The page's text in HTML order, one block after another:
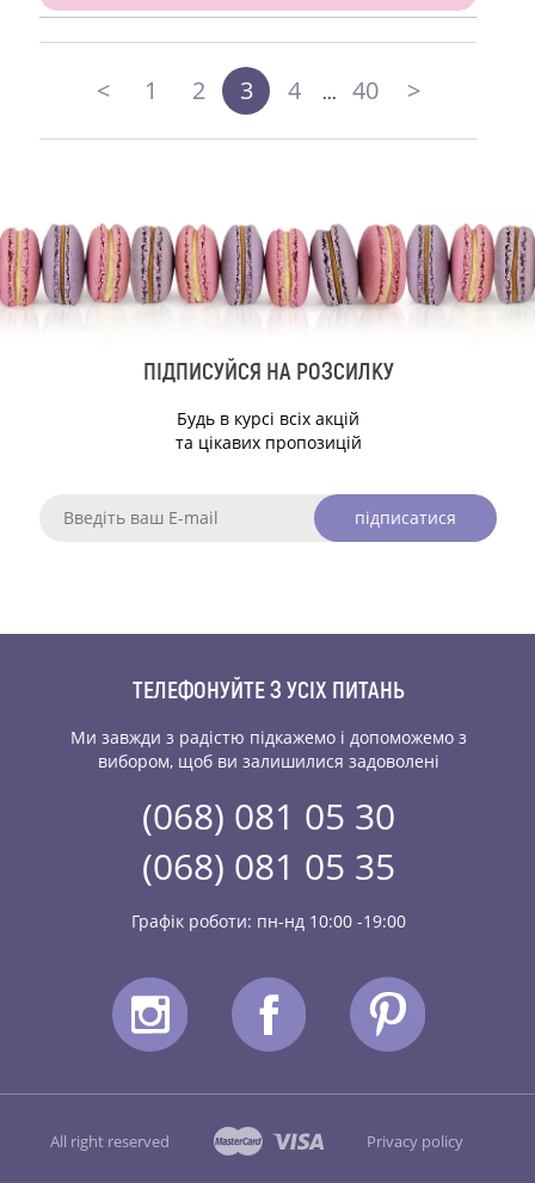
< 1 2 3 4 ... 40 >
ПІДПИСУЙСЯ НА РОЗСИЛКУ
Будь в курсі всіх акцій
та цікавих пропозицій
підписатися
ТЕЛЕФОНУЙТЕ З УСІХ ПИТАНЬ
Ми завжди з радістю підкажемо і допоможемо з
вибором, щоб ви залишилися задоволені
(068) 081 05 30
(068) 081 05 35
Графік роботи: пн-нд 10:00 -19:00
All right reserved Privacy policy